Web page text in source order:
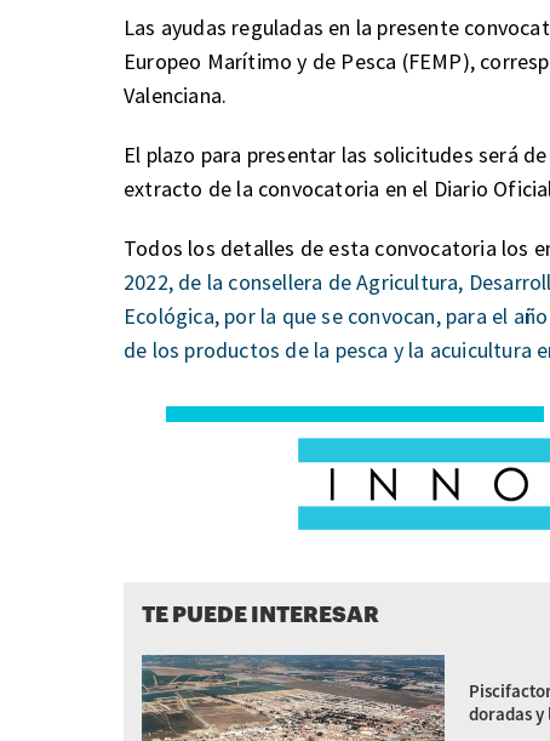
Las ayudas reguladas en la presente
Europeo Marítimo y de Pesca (FEMP),
Valenciana.
El plazo para presentar las solicitudes será
extracto de la convocatoria en el Diario
Todos los detalles de esta convocatoria los
2022, de la consellera de Agricultura,
Ecológica, por la que se convocan, para el
de los productos de la pesca y la acuicultura
TE PUEDE INTERESAR
doradas y